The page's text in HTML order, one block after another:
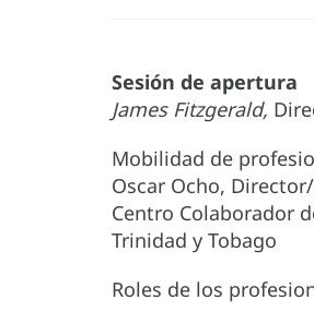
Sesión de apertura
James Fitzgerald,
Mobilidad de
Oscar Ocho,
Centro Colaborador
Trinidad y Tobago
Roles de los